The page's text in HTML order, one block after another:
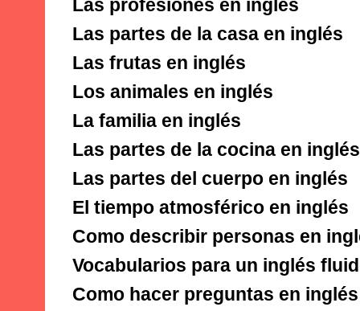
Las profesiones en inglés
Las partes de la casa en inglés
Las frutas en inglés
Los animales en inglés
La familia en inglés
Las partes de la cocina en inglés
Las partes del cuerpo en inglés
El tiempo atmosférico en inglés
Como describir personas en
Vocabularios para un inglés
Como hacer preguntas en inglés